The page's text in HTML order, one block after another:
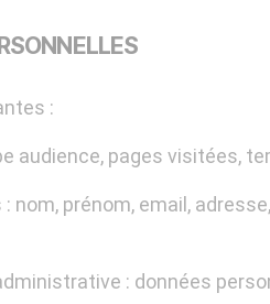
:
audience, pages visitées,
nom, prénom, email,
: données